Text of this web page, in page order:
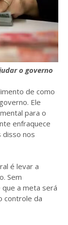
o governo
de como
Ele
para o
enfraquece
disso nos
é levar a
Sem
que a meta será
controle da